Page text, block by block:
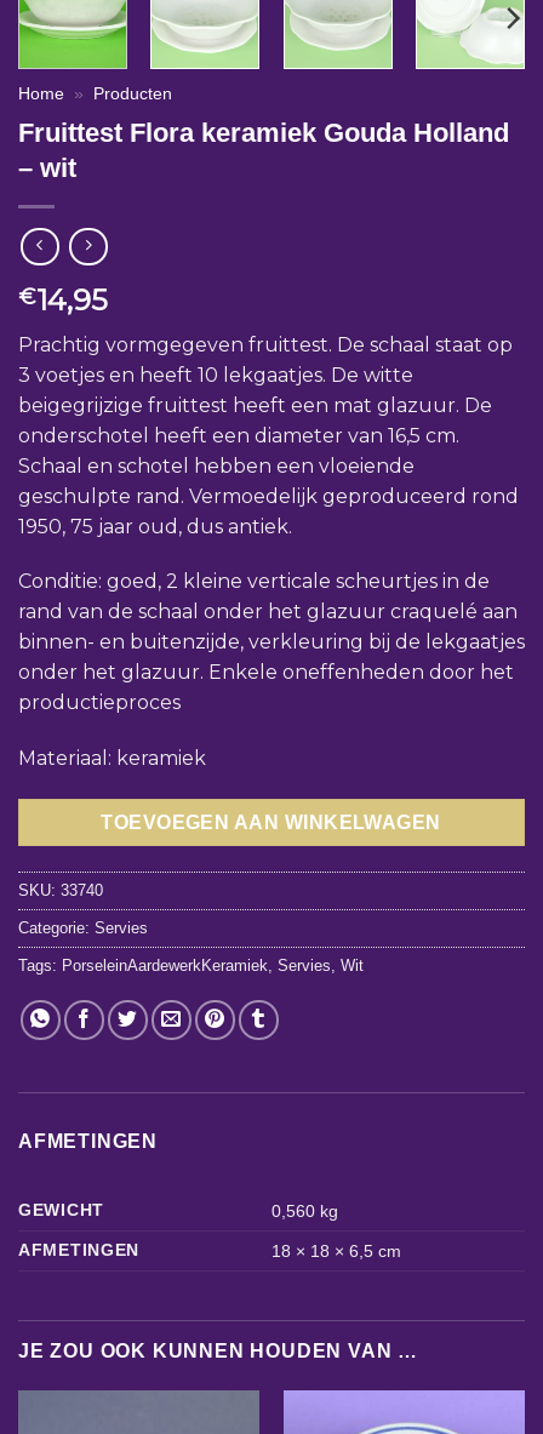
Home » Producten
Fruittest Flora keramiek Gouda Holland
– wit
€14,95
Prachtig vormgegeven fruittest. De schaal staat op
3 voetjes en heeft 10 lekgaatjes. De witte
beigegrijzige fruittest heeft een mat glazuur. De
onderschotel heeft een diameter van 16,5 cm.
Schaal en schotel hebben een vloeiende
geschulpte rand. Vermoedelijk geproduceerd rond
1950, 75 jaar oud, dus antiek.
Conditie: goed, 2 kleine verticale scheurtjes in de
rand van de schaal onder het glazuur craquelé aan
binnen- en buitenzijde, verkleuring bij de lekgaatjes
onder het glazuur. Enkele oneffenheden door het
productieproces
Materiaal: keramiek
TOEVOEGEN AAN WINKELWAGEN
SKU: 33740
Categorie: Servies
Tags: PorseleinAardewerkKeramiek Servies Wit
AFMETINGEN
GEWICHT
0,560 kg
AFMETINGEN
18 × 18 × 6,5 cm
JE ZOU OOK KUNNEN HOUDEN VAN …